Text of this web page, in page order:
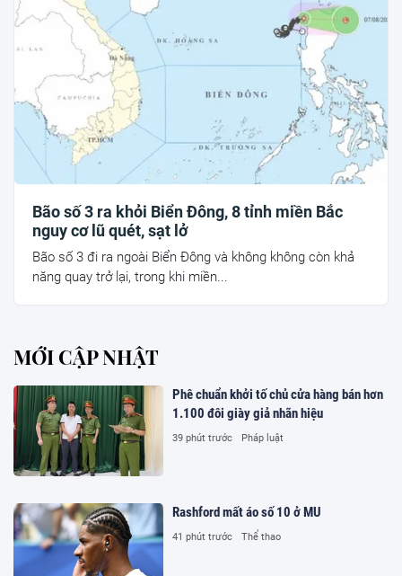
Bão số 3 ra khỏi Biển Đông, 8 tỉnh miền Bắc
nguy cơ lũ quét, sạt lở
Bão số 3 đi ra ngoài Biển Đông và không không còn khả
năng quay trở lại, trong khi miền...
MỚI CẬP NHẬT
Phê chuẩn khởi tố chủ cửa hàng bán hơn
1.100 đôi giày giả nhãn hiệu
39 phút trước Pháp luật
Rashford mất áo số 10 ở MU
41 phút trước Thể thao